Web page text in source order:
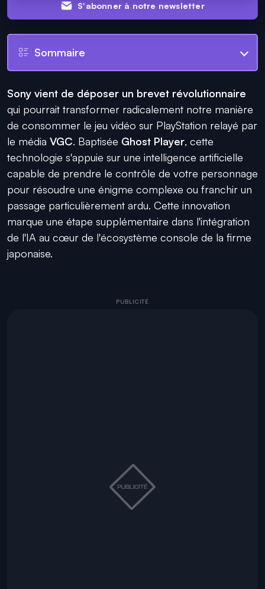
S'abonner à notre newsletter
Sommaire
Sony vient de déposer un brevet révolutionnaire
qui pourrait transformer radicalement notre manière
de consommer le jeu vidéo sur PlayStation relayé par
le média VGC. Baptisée Ghost Player, cette
technologie s'appuie sur une intelligence artificielle
capable de prendre le contrôle de votre personnage
pour résoudre une énigme complexe ou franchir un
passage particulièrement ardu. Cette innovation
marque une étape supplémentaire dans l'intégration
de l'IA au cœur de l'écosystème console de la firme
japonaise.